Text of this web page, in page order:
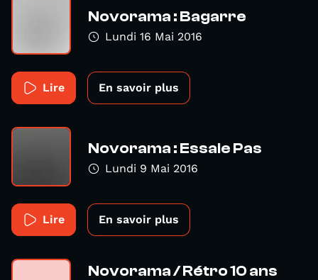
Novorama : Bagarre
Lundi 16 Mai 2016
Lire En savoir plus
Novorama : Essaie Pas
Lundi 9 Mai 2016
Lire En savoir plus
Novorama / Rétro 10 ans